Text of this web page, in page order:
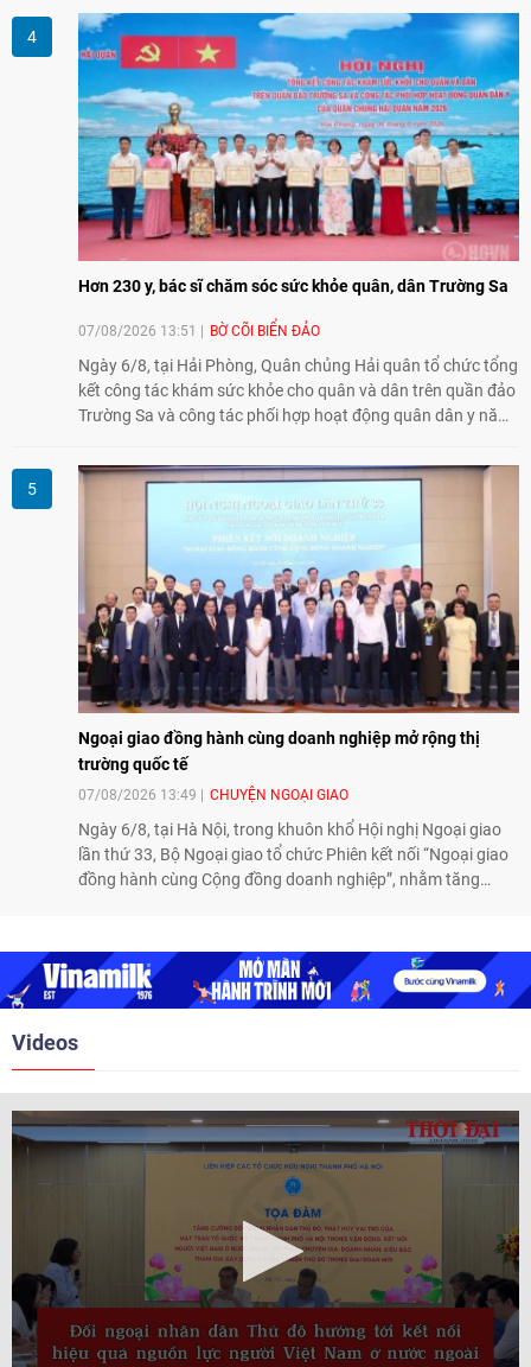
nhân dân có vai trò quan trọng trong việc củng cố nền tảng
xã hội, tăng cường hiểu biết, tin cậy và gắn bó giữa nhân
dân hai nước.
Hơn 230 y, bác sĩ chăm sóc sức khỏe quân, dân Trường Sa
07/08/2026 13:51 BỜ CÕI BIỂN ĐẢO
Ngày 6/8, tại Hải Phòng, Quân chủng Hải quân tổ chức tổng
kết công tác khám sức khỏe cho quân và dân trên quần đảo
Trường Sa và công tác phối hợp hoạt động quân dân y năm
sĩ, điều dưỡng và kỹ thuật viên đã tham gia khám, tư vấn,
cấp thuốc, điều trị cho cán bộ, chiến sĩ và nhân dân trên
Ngoại giao đồng hành cùng doanh nghiệp mở rộng thị
trường quốc tế
07/08/2026 13:49 CHUYỆN NGOẠI GIAO
Ngày 6/8, tại Hà Nội, trong khuôn khổ Hội nghị Ngoại giao
lần thứ 33, Bộ Ngoại giao tổ chức Phiên kết nối “Ngoại giao
đồng hành cùng Cộng đồng doanh nghiệp”, nhằm tăng
lực phục vụ phát triển đất nước.
Videos